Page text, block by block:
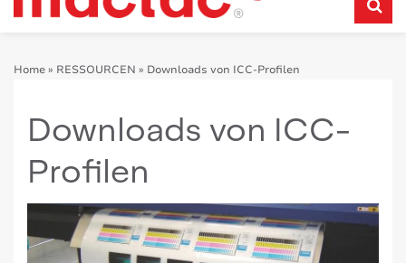
Home» RESSOURCEN » Downloads von ICC-Profilen
Downloads von ICC-
Profilen